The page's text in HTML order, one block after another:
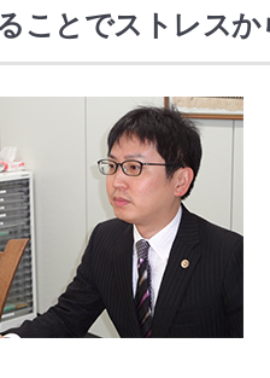
ことでストレスか